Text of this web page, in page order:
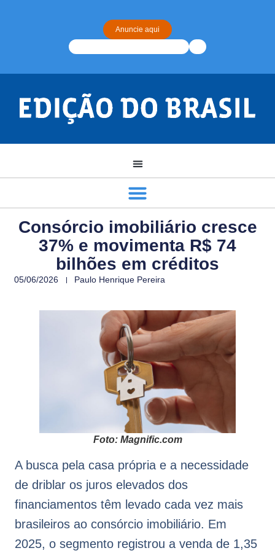
Anuncie aqui
Consórcio imobiliário cresce
37% e movimenta R$ 74
bilhões em créditos
05/06/2026 Paulo Henrique Pereira
Foto: Magnific.com
A busca pela casa própria e a necessidade
de driblar os juros elevados dos
financiamentos têm levado cada vez mais
brasileiros ao consórcio imobiliário. Em
2025, o segmento registrou a venda de 1,35